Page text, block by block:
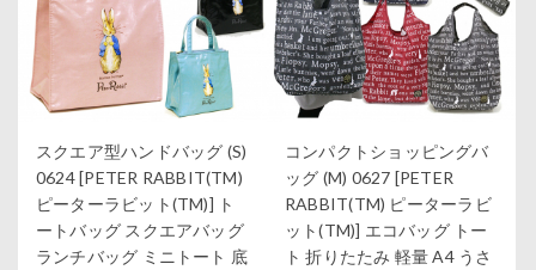
スクエア型ハンドバッグ (S)
0624 [PETER RABBIT(TM)
ピーターラビット(TM)] ト
ートバッグ スクエアバッグ
ランチバッグ ミニトート 底
コンパクトショッピングバ
ッグ (M) 0627 [PETER
RABBIT(TM) ピーターラビ
ット(TM)] エコバッグ トー
ト 折りたたみ 軽量 A4 うさ